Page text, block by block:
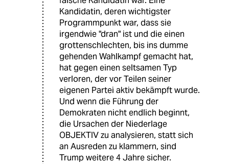
Kandidatin, deren wichtigster
Programmpunkt war, dass sie
irgendwie "dran" ist und die einen
grottenschlechten, bis ins dumme
gehenden Wahlkampf gemacht hat,
hat gegen einen seltsamen Typ
verloren, der vor Teilen seiner
eigenen Partei aktiv bekämpft wurde.
Und wenn die Führung der
Demokraten nicht endlich beginnt,
die Ursachen der Niederlage
OBJEKTIV zu analysieren, statt sich
an Ausreden zu klammern, sind
Trump weitere 4 Jahre sicher.